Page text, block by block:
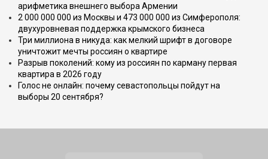
арифметика внешнего выбора Армении
2 000 000 000 из Москвы и 473 000 000 из Симферополя:
двухуровневая поддержка крымского бизнеса
Три миллиона в никуда: как мелкий шрифт в договоре
уничтожит мечты россиян о квартире
Разрыв поколений: кому из россиян по карману первая
квартира в 2026 году
Голос не онлайн: почему севастопольцы пойдут на
выборы 20 сентября?